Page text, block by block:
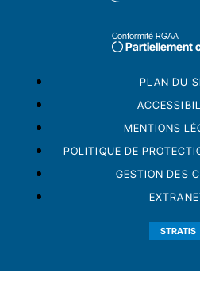
Conformité RGAA
Partiellement
PLAN DU
MENTIONS
POLITIQUE DE
GESTION DES
STRATIS